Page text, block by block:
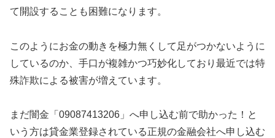
て開設することも困難になります。
このようにお金の動きを極力無くして足がつかないように
しているのか、手口が複雑かつ巧妙化しており最近では特
殊詐欺による被害が増えています。
まだ闇金「09087413206」へ申し込む前で助かった！と
いう方は貸金業登録されている正規の金融会社へ申し込む